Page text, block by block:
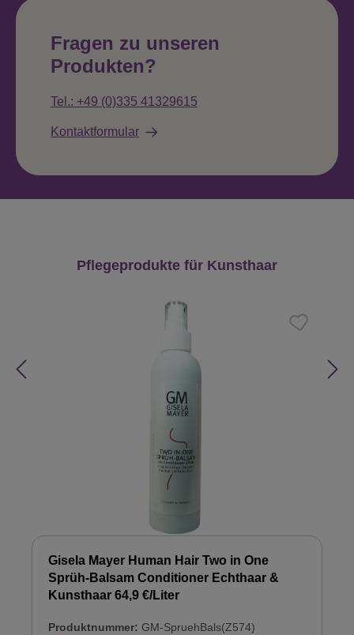
Fragen zu unseren
Produkten?
Tel.: +49 (0)335 41329615
Kontaktformular
Produktgalerie überspringen
Pflegeprodukte für Kunsthaar
Gisela Mayer Human Hair Two in One
Sprüh-Balsam Conditioner Echthaar &
Kunsthaar 64,9 €/Liter
Produktnummer: GM-SpruehBals(Z574)